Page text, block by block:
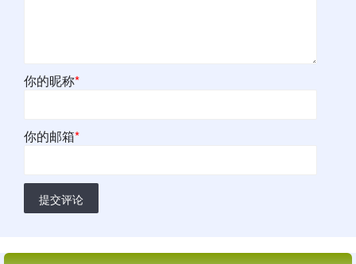
你的昵称*
你的邮箱*
提交评论